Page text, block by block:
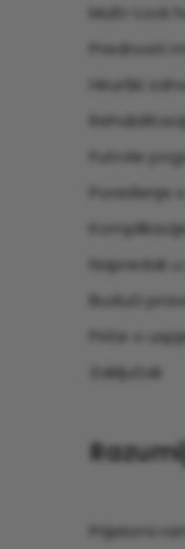
Multi-Lock
Prednosti
Hirurški
Futrole
Napredak
Budući
Priče o
Zaključak
Prijelomi